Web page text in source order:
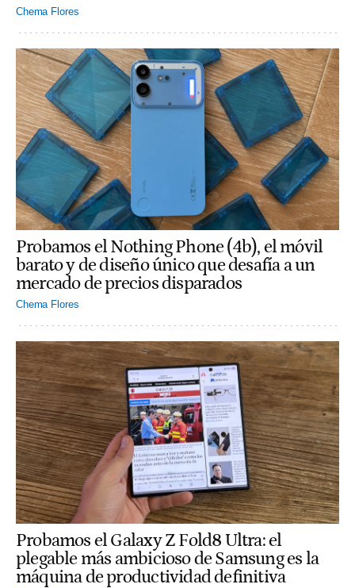
Chema Flores
Probamos el Nothing Phone (4b), el móvil
barato y de diseño único que desafía a un
mercado de precios disparados
Chema Flores
Probamos el Galaxy Z Fold8 Ultra: el
plegable más ambicioso de Samsung es la
máquina de productividad definitiva